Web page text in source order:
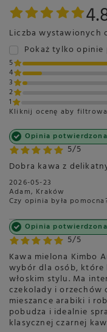
Liczba wystawionych
Pokaż tylko
5
4
3
2
1
Kliknij ocenę aby
5/5
Opinia
Dobra kawa z
2026-05-23
Adam, Kraków
Czy opinia była
5/5
Opinia
Kawa mielona Kimbo
wybór dla osób, które
włoskim stylu. Ma
czekolady i orzechów
mieszance arabiki i
pobudza i idealnie
klasycznej czarnej